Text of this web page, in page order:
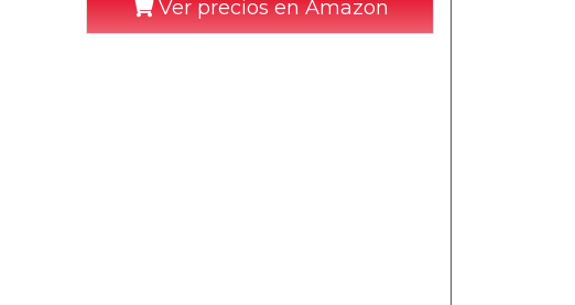
Ver precios en Amazon